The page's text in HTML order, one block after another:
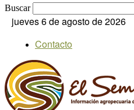
Buscar
jueves 6 de agosto de 2026
Contacto